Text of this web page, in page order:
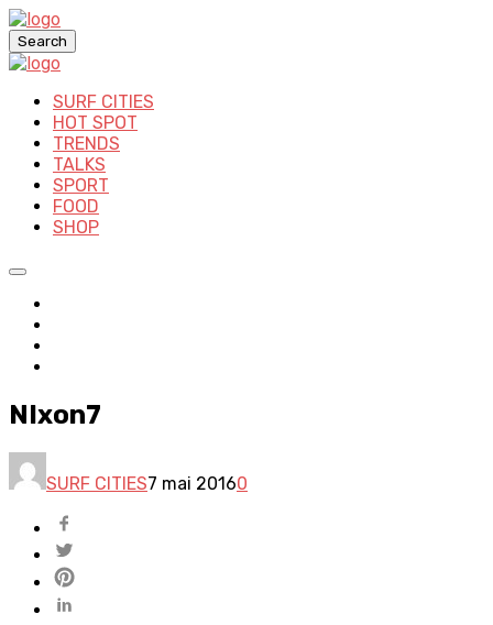
Search
SURF CITIES
HOT SPOT
TRENDS
TALKS
SPORT
FOOD
SHOP
NIxon7
SURF CITIES7 mai 20160